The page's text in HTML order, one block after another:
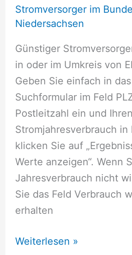
Stromversorger im
Niedersachsen
Günstiger
in oder im Umkreis von
Geben Sie einfach in
Suchformular im Feld
Postleitzahl ein und
Stromjahresverbrauch in
klicken Sie auf
Werte anzeigen“. Wenn
Jahresverbrauch nicht
Sie das Feld Verbrauch
erhalten
Stromversorger
Weiterlesen »